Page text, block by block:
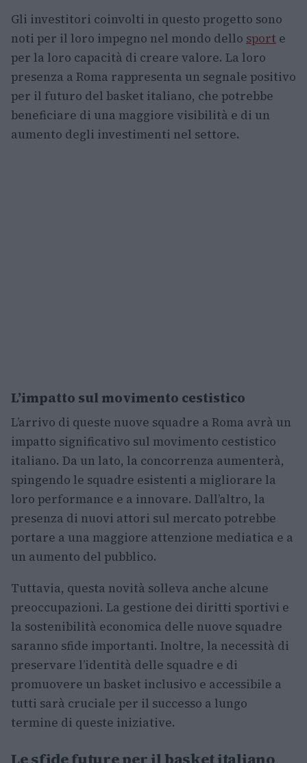
Gli investitori coinvolti in questo progetto sono
noti per il loro impegno nel mondo dello sport e
per la loro capacità di creare valore. La loro
presenza a Roma rappresenta un segnale positivo
per il futuro del basket italiano, che potrebbe
beneficiare di una maggiore visibilità e di un
aumento degli investimenti nel settore.
L’impatto sul movimento cestistico
L’arrivo di queste nuove squadre a Roma avrà un
impatto significativo sul movimento cestistico
italiano. Da un lato, la concorrenza aumenterà,
spingendo le squadre esistenti a migliorare la
loro performance e a innovare. Dall’altro, la
presenza di nuovi attori sul mercato potrebbe
portare a una maggiore attenzione mediatica e a
un aumento del pubblico.
Tuttavia, questa novità solleva anche alcune
preoccupazioni. La gestione dei diritti sportivi e
la sostenibilità economica delle nuove squadre
saranno sfide importanti. Inoltre, la necessità di
preservare l’identità delle squadre e di
promuovere un basket inclusivo e accessibile a
tutti sarà cruciale per il successo a lungo
termine di queste iniziative.